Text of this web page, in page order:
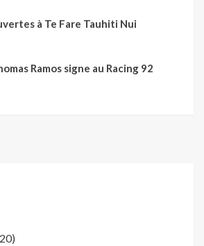
à Te Fare Tauhiti Nui
Ramos signe au Racing 92